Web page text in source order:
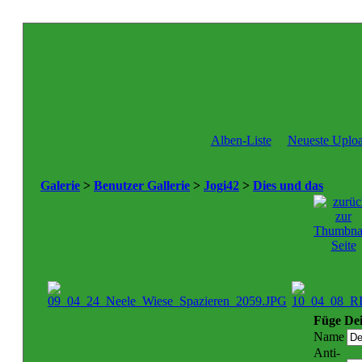
Alben-Liste
Neueste
Galerie > Benutzer Gallerie > Jogi42 > Dies und das
Füge
Name
Anti-